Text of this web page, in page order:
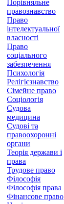
Порівняльне
правознавство
Право
інтелектуальної
власності
Право
соціального
забезпечення
Психологія
Релігієзнавство
Сімейне право
Соціологія
Судова
медицина
Судові та
правоохоронні
органи
Теорія держави і
права
Трудове право
Філософія
Філософія права
Фінансове право